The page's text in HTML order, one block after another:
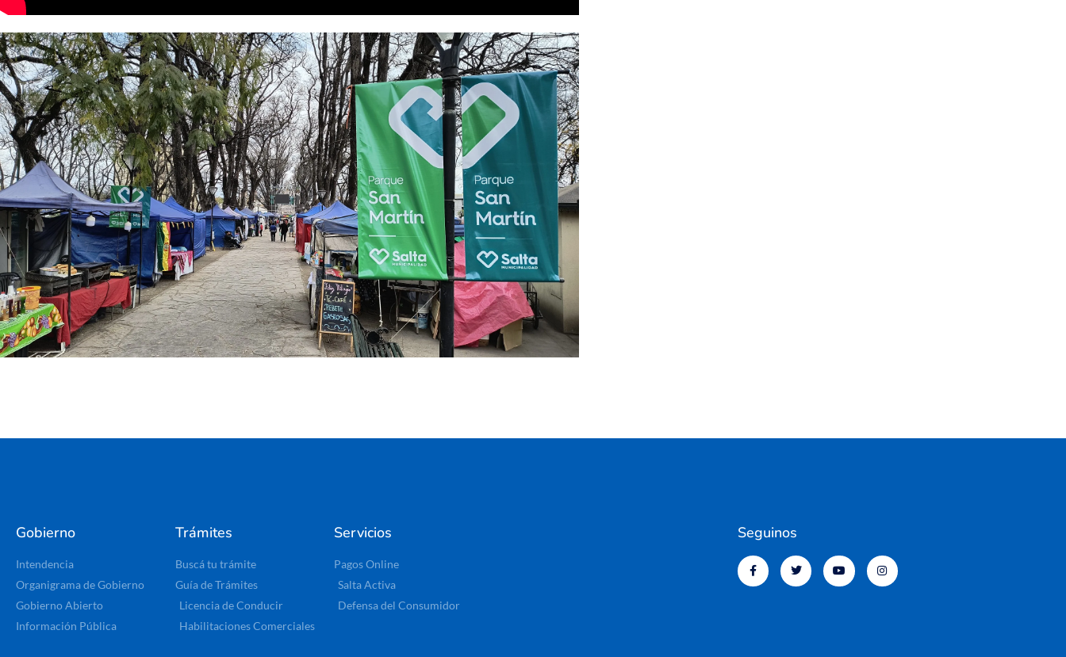
Gobierno
Intendencia
Organigrama de Gobierno
Gobierno Abierto
Información Pública
Trámites
Buscá tu trámite
Guía de Trámites
Licencia de Conducir
Habilitaciones Comerciales
Servicios
Pagos Online
Salta Activa
Defensa del Consumidor
Seguinos